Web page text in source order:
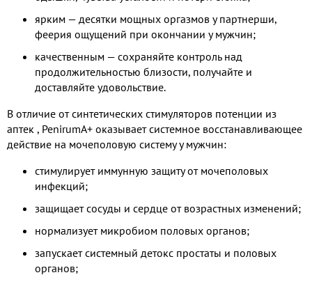
ярким — десятки мощных оргазмов у партнерши,
феерия ощущений при окончании у мужчин;
качественным — сохраняйте контроль над
продолжительностью близости, получайте и
доставляйте удовольствие.
В отличие от синтетических стимуляторов потенции из
аптек , PenirumA+ оказывает системное восстанавливающее
действие на мочеполовую систему у мужчин:
стимулирует иммунную защиту от мочеполовых
инфекций;
защищает сосуды и сердце от возрастных изменений;
нормализует микробиом половых органов;
запускает системный детокс простаты и половых
органов;